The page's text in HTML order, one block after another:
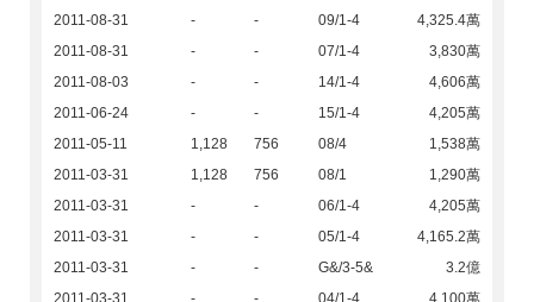
2011-08-31
- - 09/1-4
4,325.4萬
2011-08-31
- - 07/1-4
3,830萬
2011-08-03
- - 14/1-4
4,606萬
2011-06-24
- - 15/1-4
4,205萬
2011-05-11
1,128 756 08/4
1,538萬
2011-03-31
1,128 756 08/1
1,290萬
2011-03-31
- - 06/1-4
4,205萬
2011-03-31
- - 05/1-4
4,165.2萬
2011-03-31
- - G&/3-5&
3.2億